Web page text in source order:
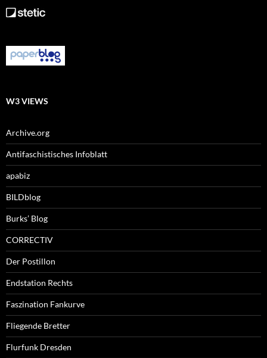
W3 VIEWS
Archive.org
Antifaschistisches Infoblatt
apabiz
BILDblog
Burks’ Blog
CORRECTIV
Der Postillon
Endstation Rechts
Faszination Fankurve
Fliegende Bretter
Flurfunk Dresden